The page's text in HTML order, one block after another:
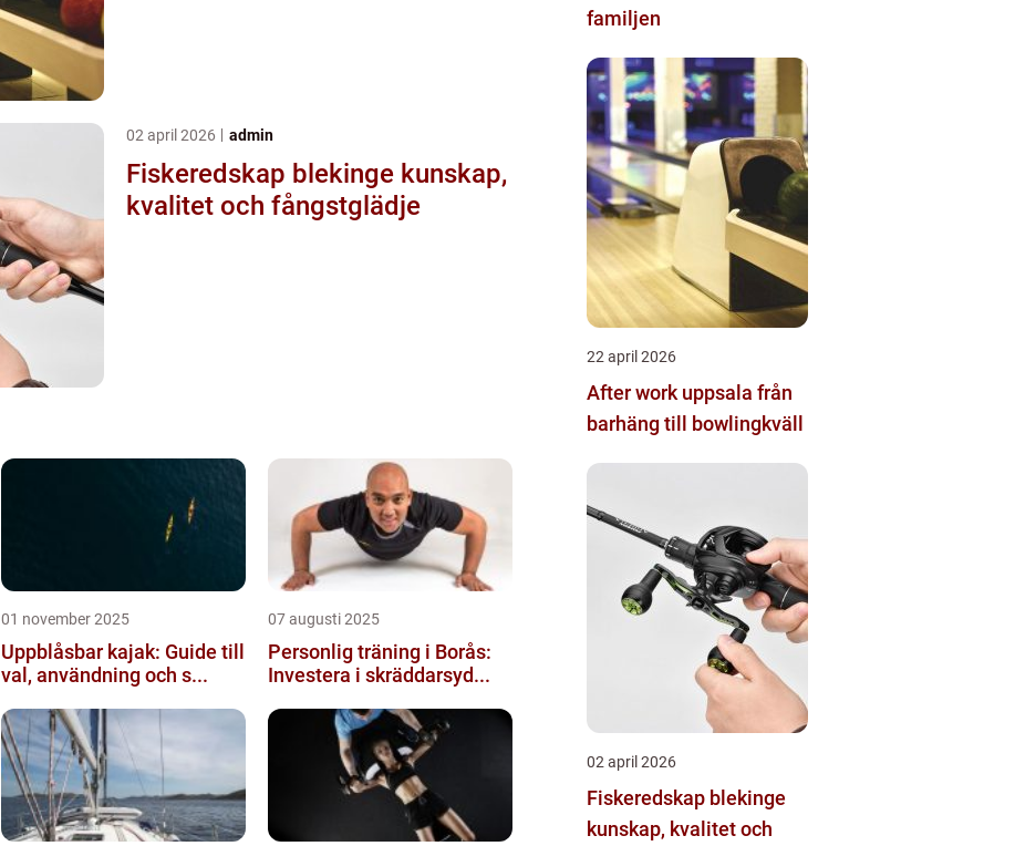
02 april 2026 admin
Fiskeredskap blekinge kunskap,
kvalitet och fångstglädje
01 november 2025
Uppblåsbar kajak: Guide till
val, användning och s...
07 augusti 2025
Personlig träning i Borås:
Investera i skräddarsyd...
familjen
22 april 2026
After work uppsala från
barhäng till bowlingkväll
02 april 2026
Fiskeredskap blekinge
kunskap, kvalitet och